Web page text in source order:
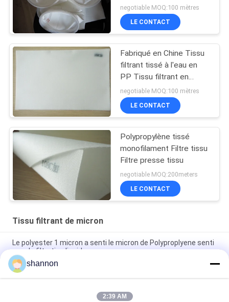
liquide et longue durée
de vie
negotiable MOQ:100 mètres
LE CONTACT
Fabriqué en Chine Tissu
filtrant tissé à l'eau en
PP Tissu filtrant en
rouleau Tissu filtrant en
micron Polypropylène
Tissu filtrant en
negotiable MOQ:100 mètres
LE CONTACT
Polypropylène tissé
monofilament Filtre tissu
Filtre presse tissu
negotiable MOQ:200meters
LE CONTACT
Tissu filtrant de micron
Le polyester 1 micron a senti le micron de Polyproplyene senti
pour la filtration liquide
Festin de tissu filtrant de micron de polyester avec la filtration
liquide antistatique d'ingrédients de silicone
shannon
2:39 AM